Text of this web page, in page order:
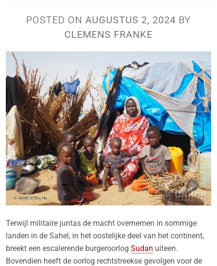
POSTED ON AUGUSTUS 2, 2024 BY
CLEMENS FRANKE
Terwijl militaire juntas de macht overnemen in sommige
landen in de Sahel, in het oostelijke deel van het continent,
breekt een escalerende burgeroorlog Sudan uiteen.
Bovendien heeft de oorlog rechtstreekse gevolgen voor de